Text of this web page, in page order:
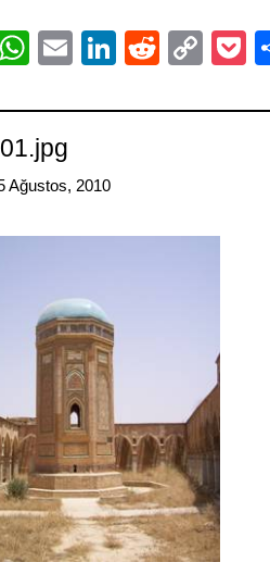
TwitterWhatsApp
EmailLinkedIn
Reddit
Ağustos, 2010